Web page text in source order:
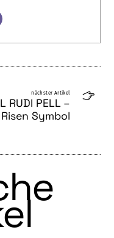
nächster Artikel
RUDI PELL –
Risen Symbol